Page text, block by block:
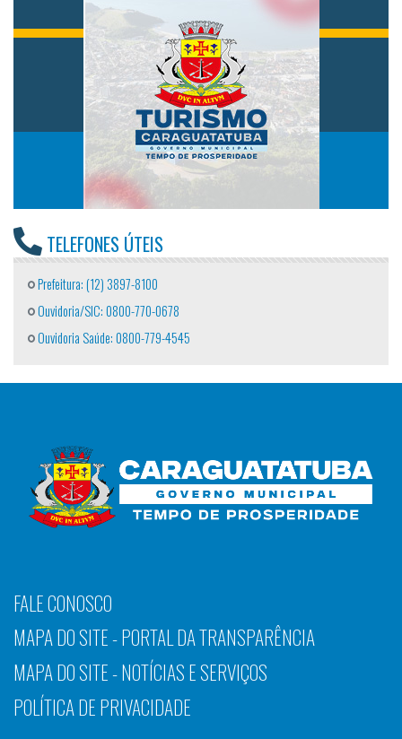
TELEFONES ÚTEIS
Prefeitura: (12) 3897-8100
Ouvidoria/SIC: 0800-770-0678
Ouvidoria Saúde: 0800-779-4545
FALE CONOSCO
MAPA DO SITE - PORTAL DA TRANSPARÊNCIA
MAPA DO SITE - NOTÍCIAS E SERVIÇOS
POLÍTICA DE PRIVACIDADE